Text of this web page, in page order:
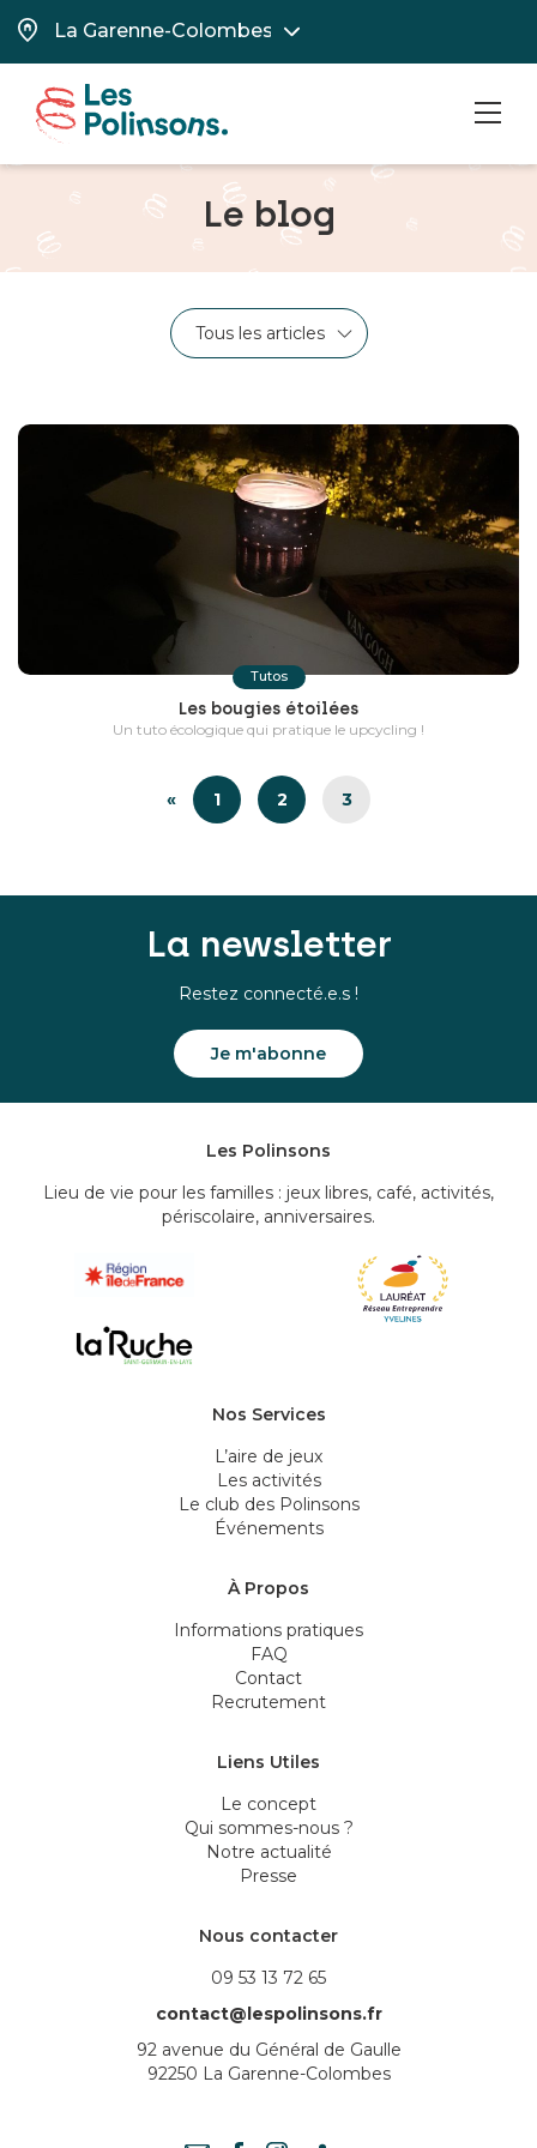
Le blog
Tutos
Les bougies étoilées
Un tuto écologique qui pratique le upcycling !
« 1 2 3
La newsletter
Restez connecté.e.s !
Je m'abonne
Les Polinsons
Lieu de vie pour les familles : jeux libres, café, activités,
périscolaire, anniversaires.
Nos Services
L’aire de jeux
Les activités
Le club des Polinsons
Événements
À Propos
Informations pratiques
FAQ
Contact
Recrutement
Liens Utiles
Le concept
Qui sommes-nous ?
Notre actualité
Presse
Nous contacter
09 53 13 72 65
contact@lespolinsons.fr
92 avenue du Général de Gaulle
92250 La Garenne-Colombes